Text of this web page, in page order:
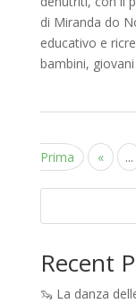
di Miranda do
educativo e
bambini,
Prima
« ...
Recent
🦦 La danza